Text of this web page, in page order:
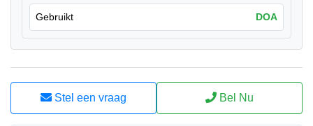
Gebruikt DOA
Stel een vraag Bel Nu